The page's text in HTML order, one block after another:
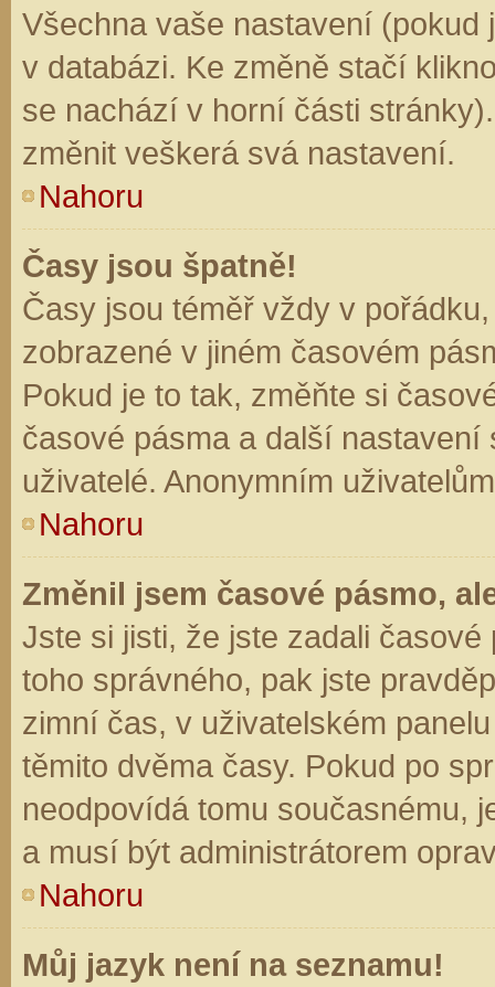
Všechna vaše nastavení (pokud
v databázi. Ke změně stačí
se nachází v horní části
změnit veškerá svá nastavení.
Nahoru
Časy jsou špatně!
Časy jsou téměř vždy v
zobrazené v jiném časovém
Pokud je to tak, změňte si
časové pásma a další
uživatelé. Anonymním
Nahoru
Změnil jsem časové pásmo,
Jste si jisti, že jste zadali
toho správného, pak jste
zimní čas, v uživatelském
těmito dvěma časy. Pokud po
neodpovídá tomu současnému,
a musí být administrátorem
Nahoru
Můj jazyk není na seznamu!